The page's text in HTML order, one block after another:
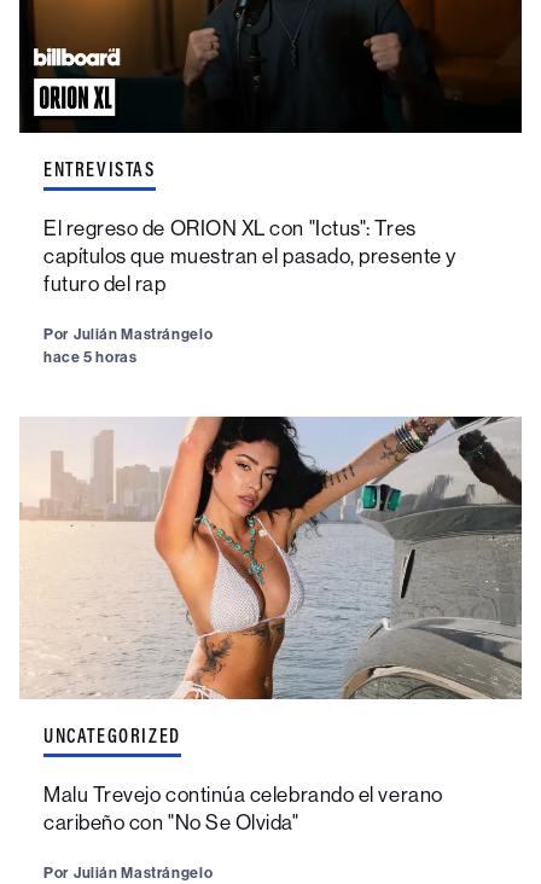
ENTREVISTAS
El regreso de ORION XL con "Ictus": Tres
capítulos que muestran el pasado, presente y
futuro del rap
Por Julián Mastrángelo
hace 5 horas
UNCATEGORIZED
Malu Trevejo continúa celebrando el verano
caribeño con "No Se Olvida"
Por Julián Mastrángelo